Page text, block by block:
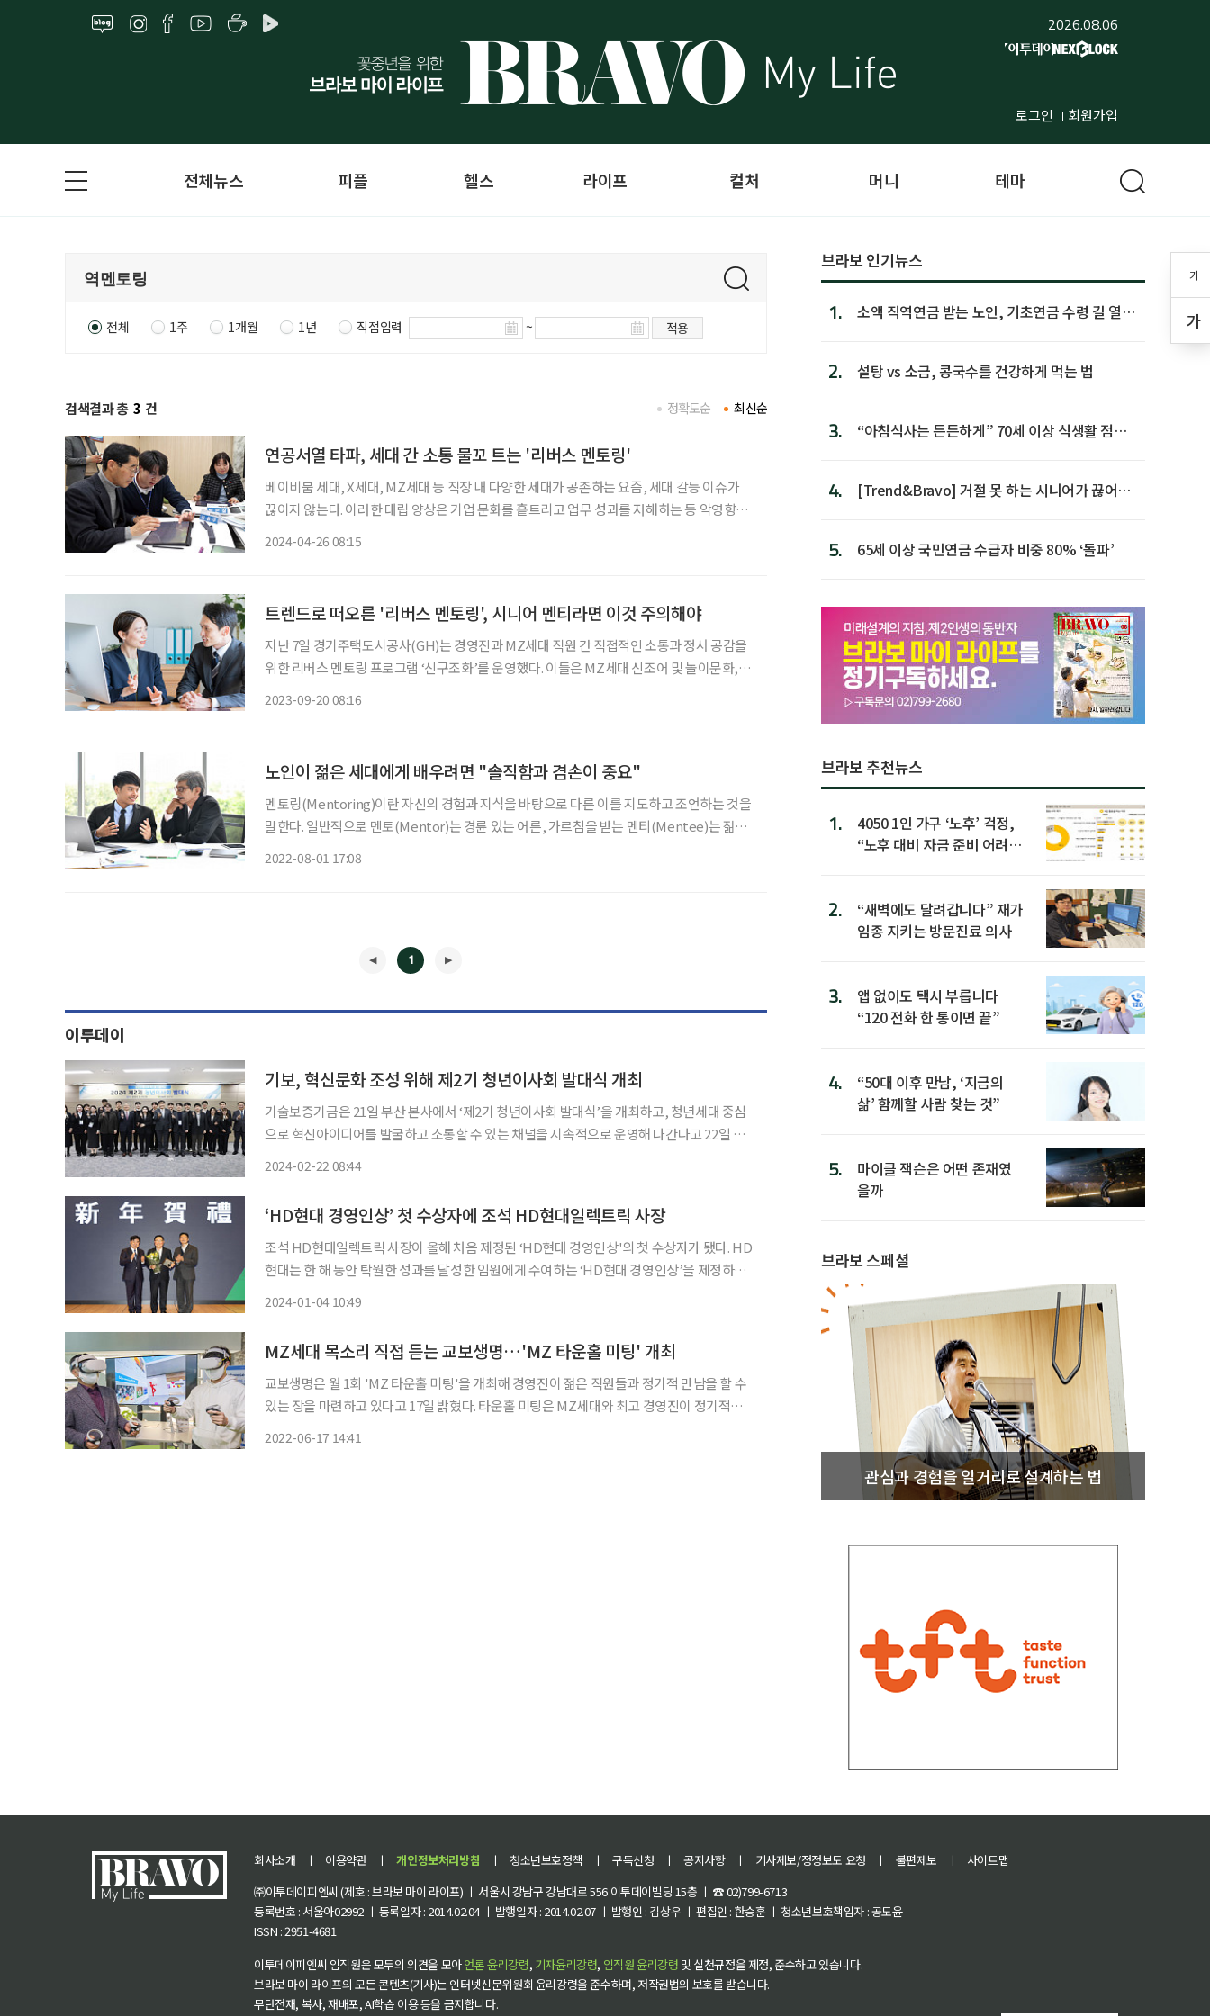
2026.08.06
로그인 회원가입
가
가
전체뉴스 피플 헬스 라이프 컬처 머니 테마
전체 1주 1개월 1년 직접입력 ~ 적용
검색결과 총 3 건 최신순
정확도순
연공서열 타파, 세대 간 소통 물꼬 트는 '리버스 멘토링'
베이비붐 세대, X세대, MZ세대 등 직장 내 다양한 세대가 공존하는 요즘, 세대 갈등 이슈가
끊이지 않는다. 이러한 대립 양상은 기업 문화를 흩트리고 업무 성과를 저해하는 등 악영향을
2024-04-26 08:15
트렌드로 떠오른 '리버스 멘토링', 시니어 멘티라면 이것 주의해야
지난 7일 경기주택도시공사(GH)는 경영진과 MZ세대 직원 간 직접적인 소통과 정서 공감을
위한 리버스 멘토링 프로그램 ‘신구조화’를 운영했다. 이들은 MZ세대 신조어 및 놀이문화,
2023-09-20 08:16
노인이 젊은 세대에게 배우려면 "솔직함과 겸손이 중요"
멘토링(Mentoring)이란 자신의 경험과 지식을 바탕으로 다른 이를 지도하고 조언하는 것을
말한다. 일반적으로 멘토(Mentor)는 경륜 있는 어른, 가르침을 받는 멘티(Mentee)는 젊은
2022-08-01 17:08
1
이투데이
기보, 혁신문화 조성 위해 제2기 청년이사회 발대식 개최
기술보증기금은 21일 부산 본사에서 ‘제2기 청년이사회 발대식’을 개최하고, 청년세대 중심
으로 혁신아이디어를 발굴하고 소통할 수 있는 채널을 지속적으로 운영해 나간다고 22일 밝
2024-02-22 08:44
‘HD현대 경영인상’ 첫 수상자에 조석 HD현대일렉트릭 사장
조석 HD현대일렉트릭 사장이 올해 처음 제정된 ‘HD현대 경영인상'의 첫 수상자가 됐다. HD
현대는 한 해 동안 탁월한 성과를 달성한 임원에게 수여하는 ‘HD현대 경영인상’을 제정하고,
2024-01-04 10:49
MZ세대 목소리 직접 듣는 교보생명…'MZ 타운홀 미팅' 개최
교보생명은 월 1회 'MZ 타운홀 미팅'을 개최해 경영진이 젊은 직원들과 정기적 만남을 할 수
있는 장을 마련하고 있다고 17일 밝혔다. 타운홀 미팅은 MZ세대와 최고 경영진이 정기적으
2022-06-17 14:41
브라보 인기뉴스
1.
소액 직역연금 받는 노인, 기초연금 수령 길 열린
2. 설탕 vs 소금, 콩국수를 건강하게 먹는 법
3.
“아침식사는 든든하게” 70세 이상 식생활 점수
4.
[Trend&Bravo] 거절 못 하는 시니어가 끊어야
5. 65세 이상 국민연금 수급자 비중 80% ‘돌파’
브라보 추천뉴스
1.
4050 1인 가구 ‘노후’ 걱정,
“노후 대비 자금 준비 어려
2.
“새벽에도 달려갑니다” 재가
임종 지키는 방문진료 의사
3.
앱 없이도 택시 부릅니다
“120 전화 한 통이면 끝”
4.
“50대 이후 만남, ‘지금의
삶’ 함께할 사람 찾는 것”
5.
마이클 잭슨은 어떤 존재였
을까
브라보 스페셜
관심과 경험을 일거리로 설계하는 법
회사소개 ㅣ 이용약관 ㅣ 개인정보처리방침 ㅣ 청소년보호정책 ㅣ 구독신청 ㅣ 공지사항 ㅣ 기사제보/정정보도 요청 ㅣ 불편제보 ㅣ
사이트맵
㈜이투데이피엔씨 (제호 : 브라보 마이 라이프) ㅣ 서울시 강남구 강남대로 556 이투데이빌딩 15층 ㅣ ☎ 02)799-6713
등록번호 : 서울아02992 ㅣ 등록일자 : 2014.02.04 ㅣ 발행일자 : 2014.02.07 ㅣ 발행인 : 김상우 ㅣ 편집인 : 한승훈 ㅣ 청소년보호책임자 : 공도윤
ISSN : 2951-4681
이투데이피엔씨 임직원은 모두의 의견을 모아언론 윤리강령, 기자윤리강령, 임직원 윤리강령 및 실천규정을 제정, 준수하고 있습니다.
브라보 마이 라이프의 모든 콘텐츠(기사)는 인터넷신문위원회 윤리강령을 준수하며, 저작권법의 보호를 받습니다.
무단전재, 복사, 재배포, AI학습 이용 등을 금지합니다.